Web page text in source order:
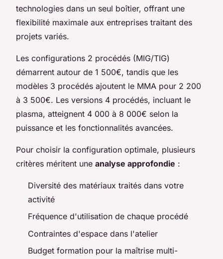
technologies dans un seul boîtier, offrant une
flexibilité maximale aux entreprises traitant des
projets variés.
Les configurations 2 procédés (MIG/TIG)
démarrent autour de 1 500€, tandis que les
modèles 3 procédés ajoutent le MMA pour 2 200
à 3 500€. Les versions 4 procédés, incluant le
plasma, atteignent 4 000 à 8 000€ selon la
puissance et les fonctionnalités avancées.
Pour choisir la configuration optimale, plusieurs
critères méritent une analyse approfondie :
Diversité des matériaux traités dans votre
activité
Fréquence d'utilisation de chaque procédé
Contraintes d'espace dans l'atelier
Budget formation pour la maîtrise multi-